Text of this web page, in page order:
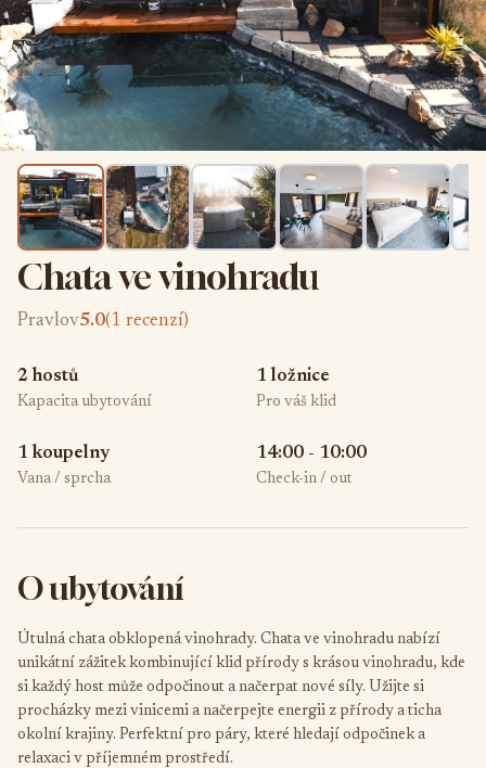
Chata ve vinohradu
Pravlov5.0(1 recenzí)
2 hostů
Kapacita ubytování
1 ložnice
Pro váš klid
1 koupelny
Vana / sprcha
14:00 - 10:00
Check-in / out
O ubytování
Útulná chata obklopená vinohrady. Chata ve vinohradu nabízí
unikátní zážitek kombinující klid přírody s krásou vinohradu, kde
si každý host může odpočinout a načerpat nové síly. Užijte si
procházky mezi vinicemi a načerpejte energii z přírody a ticha
okolní krajiny. Perfektní pro páry, které hledají odpočinek a
relaxaci v příjemném prostředí.